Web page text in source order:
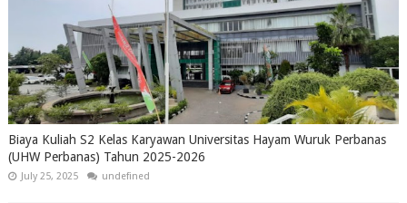
Biaya Kuliah S2 Kelas Karyawan Universitas Hayam Wuruk Perbanas
(UHW Perbanas) Tahun 2025-2026
July 25, 2025 undefined